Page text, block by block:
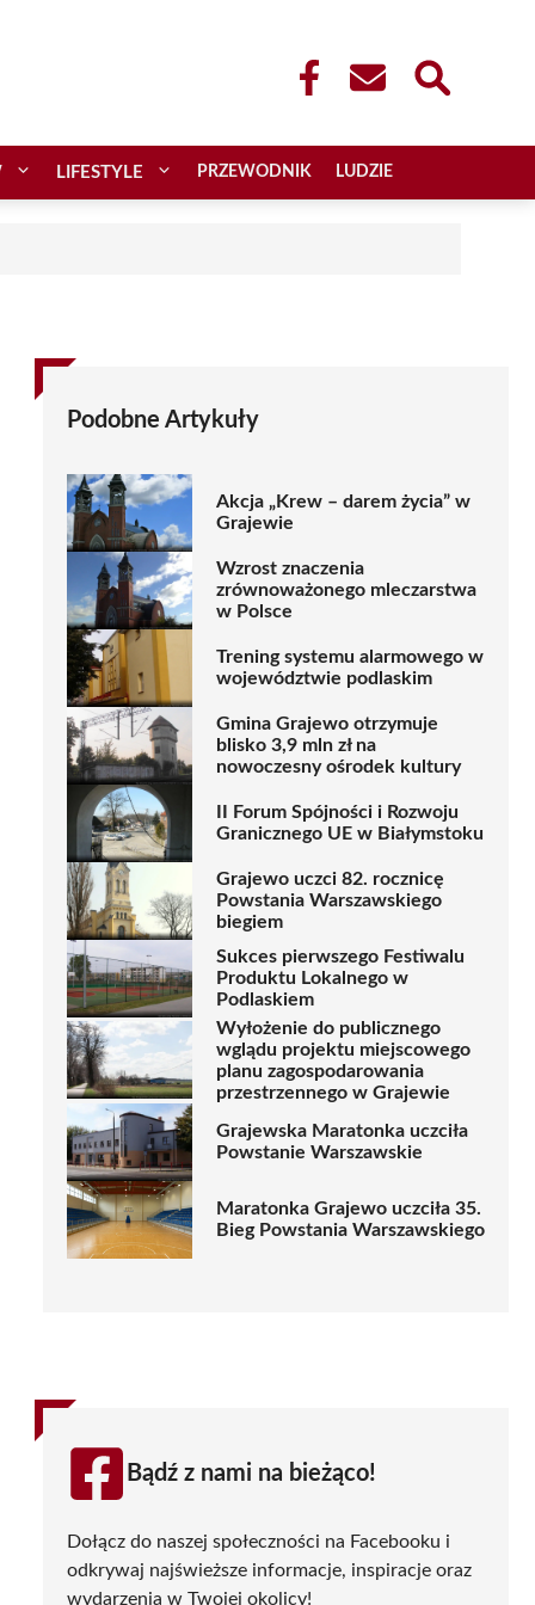
LIFESTYLE PRZEWODNIK LUDZIE
Podobne Artykuły
Akcja „Krew – darem życia” w
Grajewie
Wzrost znaczenia
zrównoważonego mleczarstwa
w Polsce
Trening systemu alarmowego w
województwie podlaskim
Gmina Grajewo otrzymuje
blisko 3,9 mln zł na
nowoczesny ośrodek kultury
II Forum Spójności i Rozwoju
Granicznego UE w Białymstoku
Grajewo uczci 82. rocznicę
Powstania Warszawskiego
biegiem
Sukces pierwszego Festiwalu
Produktu Lokalnego w
Podlaskiem
Wyłożenie do publicznego
wglądu projektu miejscowego
planu zagospodarowania
przestrzennego w Grajewie
Grajewska Maratonka uczciła
Powstanie Warszawskie
Maratonka Grajewo uczciła 35.
Bieg Powstania Warszawskiego
Bądź z nami na bieżąco!
Dołącz do naszej społeczności na Facebooku i
odkrywaj najświeższe informacje, inspiracje oraz
wydarzenia w Twojej okolicy!